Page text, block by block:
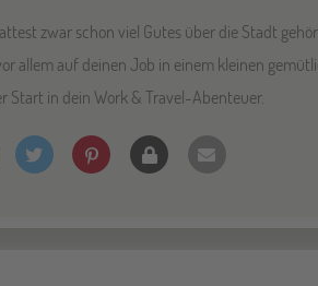
zwar schon viel Gutes über die Stadt
allem auf deinen Job in einem kleinen
Start in dein Work & Travel-Abenteuer.